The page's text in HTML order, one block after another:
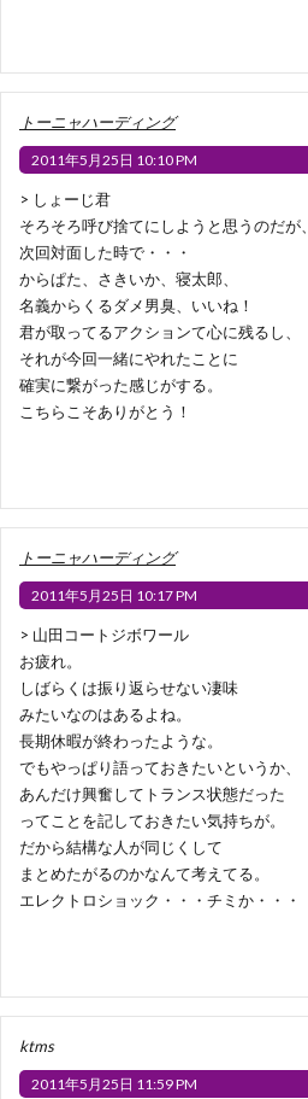
トーニャハーディング
2011年5月25日 10:10 PM
> しょーじ君
そろそろ呼び捨てにしようと思うのだが、
次回対面した時で・・・
からぱた、さきいか、寝太郎、
名義からくるダメ男臭、いいね！
君が取ってるアクションて心に残るし、
それが今回一緒にやれたことに
確実に繋がった感じがする。
こちらこそありがとう！
トーニャハーディング
2011年5月25日 10:17 PM
> 山田コートジボワール
お疲れ。
しばらくは振り返らせない凄味
みたいなのはあるよね。
長期休暇が終わったような。
でもやっぱり語っておきたいというか、
あんだけ興奮してトランス状態だった
ってことを記しておきたい気持ちが。
だから結構な人が同じくして
まとめたがるのかなんて考えてる。
エレクトロショック・・・チミか・・・
ktms
2011年5月25日 11:59 PM